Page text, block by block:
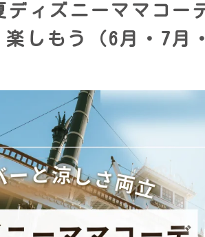
ディズニーママコー
しもう（6月・7月